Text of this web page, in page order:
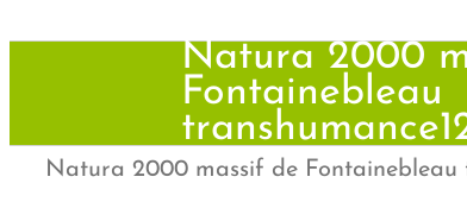
Natura 2000
Fontainebleau
Natura 2000 massif de Fontainebleau